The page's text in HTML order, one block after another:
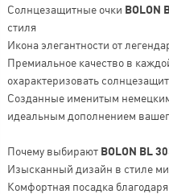
Солнцезащитные очки BOLON
стиля
Икона элегантности от
Премиальное качество в
охарактеризовать
Созданные именитым
идеальным дополнением
Почему выбирают BOLON BL
Изысканный дизайн в стиле
Комфортная посадка